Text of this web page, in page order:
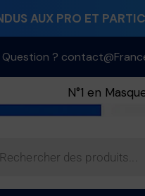
AUX PRO ET
Question ?
N°1 en